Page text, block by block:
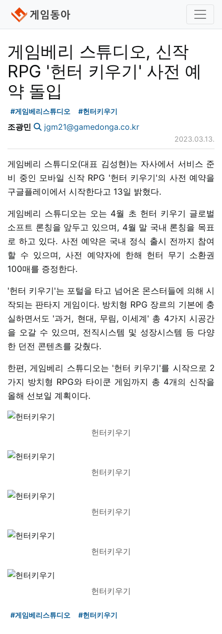
게임베리 스튜디오, 신작
RPG '헌터 키우기' 사전 예
약 돌입
#게임베리스튜디오 #헌터키우기
조광민 jgm21@gamedonga.co.kr
2023.03.13.
게임베리 스튜디오(대표 김성현)는 자사에서 서비스 준
비 중인 모바일 신작 RPG '헌터 키우기'의 사전 예약을
구글플레이에서 시작한다고 13일 밝혔다.
게임베리 스튜디오는 오는 4월 초 헌터 키우기 글로벌
소프트 론칭을 앞두고 있으며, 4월 말 국내 론칭을 목표
로 하고 있다. 사전 예약은 국내 정식 출시 전까지 참여
할 수 있으며, 사전 예약자에 한해 헌터 무기 소환권
100매를 증정한다.
'헌터 키우기'는 포털을 타고 넘어온 몬스터들에 의해 시
작되는 판타지 게임이다. 방치형 RPG 장르의 기본에 충
실하면서도 '과거, 현대, 무림, 이세계' 총 4가지 시공간
을 오갈 수 있으며, 전직시스템 및 성장시스템 등 다양
한 던전 콘텐츠를 갖췄다.
한편, 게임베리 스튜디오는 '헌터 키우기'를 시작으로 2
가지 방치형 RPG와 타이쿤 게임까지 총 4개의 신작을
올해 선보일 계획이다.
헌터키우기
헌터키우기
헌터키우기
헌터키우기
헌터키우기
#게임베리스튜디오 #헌터키우기